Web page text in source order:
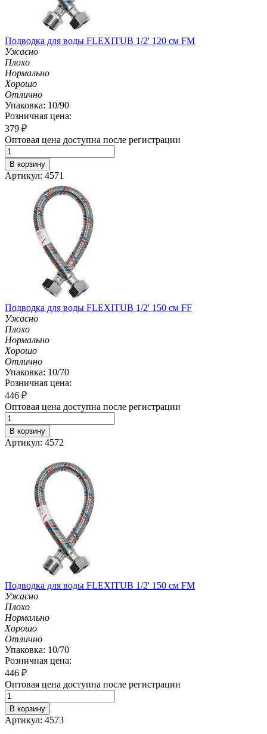
Подводка для воды FLEXITUB 1/2' 120 см FM
Ужасно
Плохо
Нормально
Хорошо
Отлично
Упаковка: 10/90
Розничная цена:
379 ₽
Оптовая цена доступна после регистрации
В корзину
Артикул: 4571
Подводка для воды FLEXITUB 1/2' 150 см FF
Ужасно
Плохо
Нормально
Хорошо
Отлично
Упаковка: 10/70
Розничная цена:
446 ₽
Оптовая цена доступна после регистрации
В корзину
Артикул: 4572
Подводка для воды FLEXITUB 1/2' 150 см FM
Ужасно
Плохо
Нормально
Хорошо
Отлично
Упаковка: 10/70
Розничная цена:
446 ₽
Оптовая цена доступна после регистрации
В корзину
Артикул: 4573